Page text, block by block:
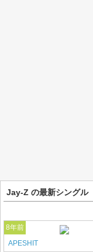
Jay-Z の最新シングル
8年前
APESHIT